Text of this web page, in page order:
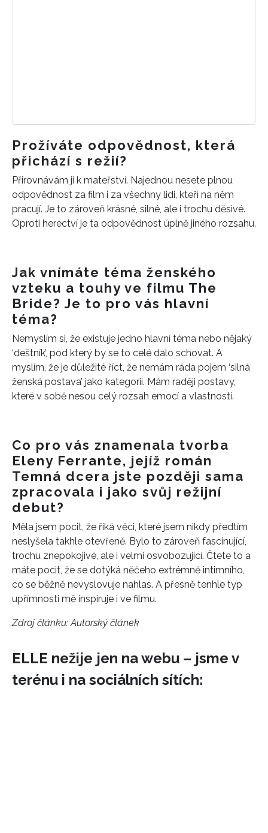
Prožíváte odpovědnost, která
přichází s režií?
Přirovnávám ji k mateřství. Najednou nesete plnou
odpovědnost za film i za všechny lidi, kteří na něm
pracují. Je to zároveň krásné, silné, ale i trochu děsivé.
Oproti herectví je ta odpovědnost úplně jiného rozsahu.
Jak vnímáte téma ženského
vzteku a touhy ve filmu The
Bride? Je to pro vás hlavní
téma?
Nemyslím si, že existuje jedno hlavní téma nebo nějaký
‘deštník’, pod který by se to celé dalo schovat. A
myslím, že je důležité říct, že nemám ráda pojem ‘silná
ženská postava’ jako kategorii. Mám raději postavy,
které v sobě nesou celý rozsah emocí a vlastností.
Co pro vás znamenala tvorba
Eleny Ferrante, jejíž román
Temná dcera jste později sama
zpracovala i jako svůj režijní
debut?
Měla jsem pocit, že říká věci, které jsem nikdy předtím
neslyšela takhle otevřeně. Bylo to zároveň fascinující,
trochu znepokojivé, ale i velmi osvobozující. Čtete to a
máte pocit, že se dotýká něčeho extrémně intimního,
co se běžně nevyslovuje nahlas. A přesně tenhle typ
upřímnosti mě inspiruje i ve filmu.
Zdroj článku:Autorský článek
ELLE nežije jen na webu – jsme v
terénu i na sociálních sítích: